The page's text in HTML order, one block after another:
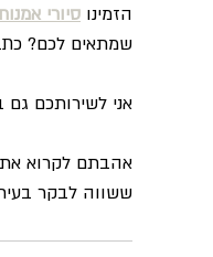
הזמינו סיורי
שמתאים לכם?
אני לשירותכם גם בוואטסאפ
אהבתם לקרוא את
ששווה לבקר